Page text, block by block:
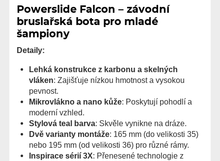
Powerslide Falcon – závodní
bruslařská bota pro mladé
šampiony
Detaily:
Lehká konstrukce z karbonu a skelných
vláken: Zajišťuje nízkou hmotnost a vysokou
pevnost.
Mikrovlákno a nano kůže: Poskytují pohodlí a
moderní vzhled.
Stylová teal barva: Skvěle vynikne na dráze.
Dvě varianty montáže: 165 mm (do velikosti 35)
nebo 195 mm (od velikosti 36) pro různé rámy.
Inspirace sérií 3X: Přenesené technologie z